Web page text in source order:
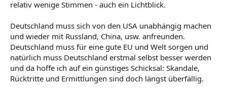
relativ wenige Stimmen - auch ein Lichtblick.
Deutschland muss sich von den USA unabhängig machen
und wieder mit Russland, China, usw. anfreunden.
Deutschland muss für eine gute EU und Welt sorgen und
natürlich muss Deutschland erstmal selbst besser werden
und da hoffe ich auf ein günstiges Schicksal: Skandale,
Rücktritte und Ermittlungen sind doch längst überfällig.